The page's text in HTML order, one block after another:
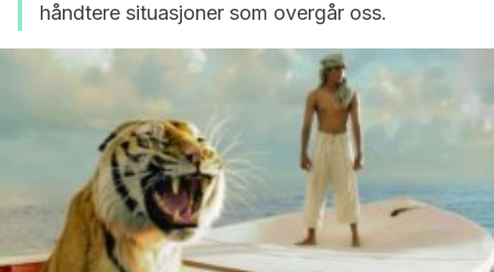
håndtere situasjoner som overgår oss.